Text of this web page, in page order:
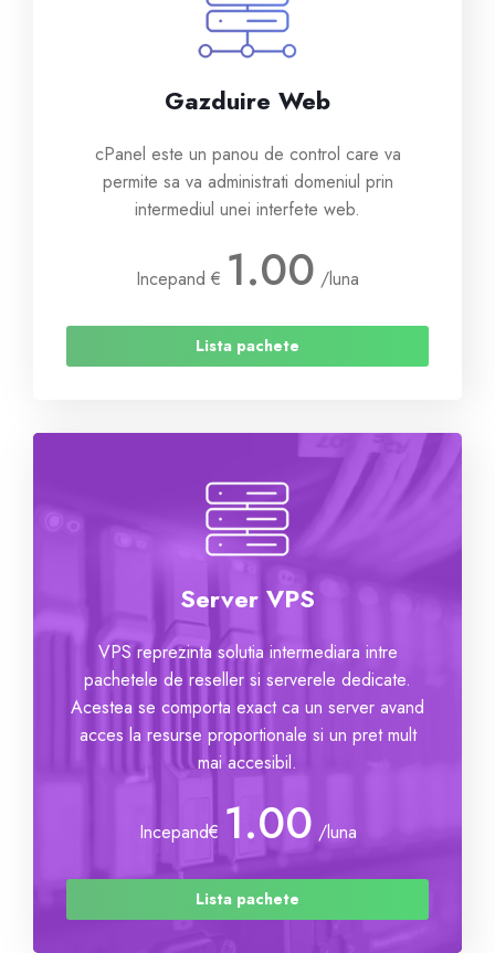
VPN
Registra un Nuovo Dominio
Gazduire Web
cPanel este un panou de control care va
permite sa va administrati domeniul prin
intermediul unei interfete web.
Incepand € 1.00 /luna
Lista pachete
Server VPS
VPS reprezinta solutia intermediara intre
pachetele de reseller si serverele dedicate.
Acestea se comporta exact ca un server avand
acces la resurse proportionale si un pret mult
mai accesibil.
Incepand€ 1.00 /luna
Lista pachete